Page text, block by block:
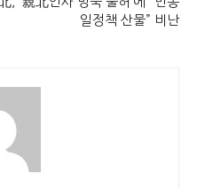
일정책 산물” 비난